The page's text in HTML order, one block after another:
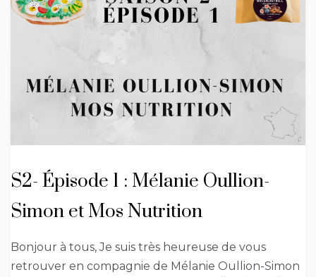
S2- Épisode 1 : Mélanie Oullion-
Simon et Mos Nutrition
Bonjour à tous, Je suis très heureuse de vous
retrouver en compagnie de Mélanie Oullion-Simon